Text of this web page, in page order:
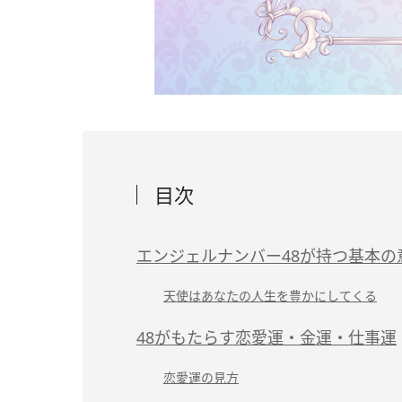
目次
エンジェルナンバー48が持つ基本の
天使はあなたの人生を豊かにしてくる
48がもたらす恋愛運・金運・仕事運
恋愛運の見方